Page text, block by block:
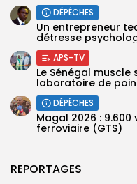
REPORTAGES
DÉPÊCHES
Un entrepreneur
détresse
APS-TV
Le Sénégal
laboratoire de
DÉPÊCHES
Magal 2026 :
ferroviaire (GTS)